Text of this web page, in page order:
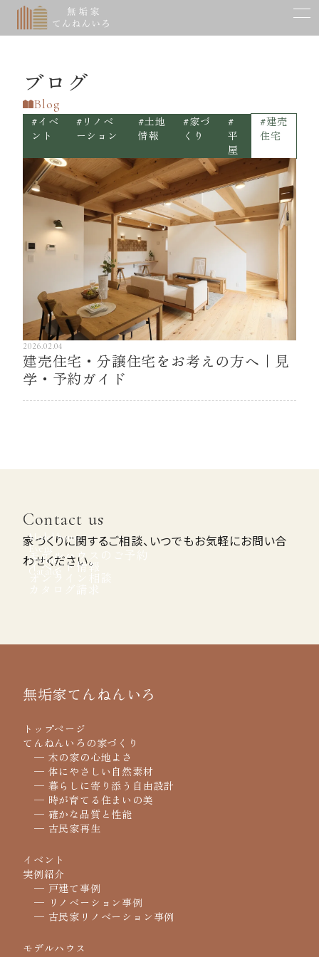
木の家の心地よさ
暮らしに寄り添う自由設計
時が育てる住まいの美
確かな品質と性能
古民家再生
建築実例Works
モデルハウス一覧Model House
イベント一覧Event
費用と流れPrice & Flow
ご相談からお引き渡しまで
会社案内
ブログ
Blog
#イベ
ント
#リノベ
ーション
#土地
情報
#家づ
くり
#
平
屋
#建売
住宅
2026.02.04
建売住宅・分譲住宅をお考えの方へ｜見
学・予約ガイド
Contact us
家づくりに関するご相談、いつでもお気軽にお問い合
わせください。
Model house
モデルハウスのご予約
Event
イベント情報
Online
オンライン相談
Catalog
カタログ請求
無垢家てんねんいろ
トップページ
てんねんいろの家づくり
─ 木の家の心地よさ
─ 体にやさしい自然素材
─ 暮らしに寄り添う自由設計
─ 時が育てる住まいの美
─ 確かな品質と性能
─ 古民家再生
イベント
実例紹介
─ 戸建て事例
─ リノベーション事例
─ 古民家リノベーション事例
モデルハウス